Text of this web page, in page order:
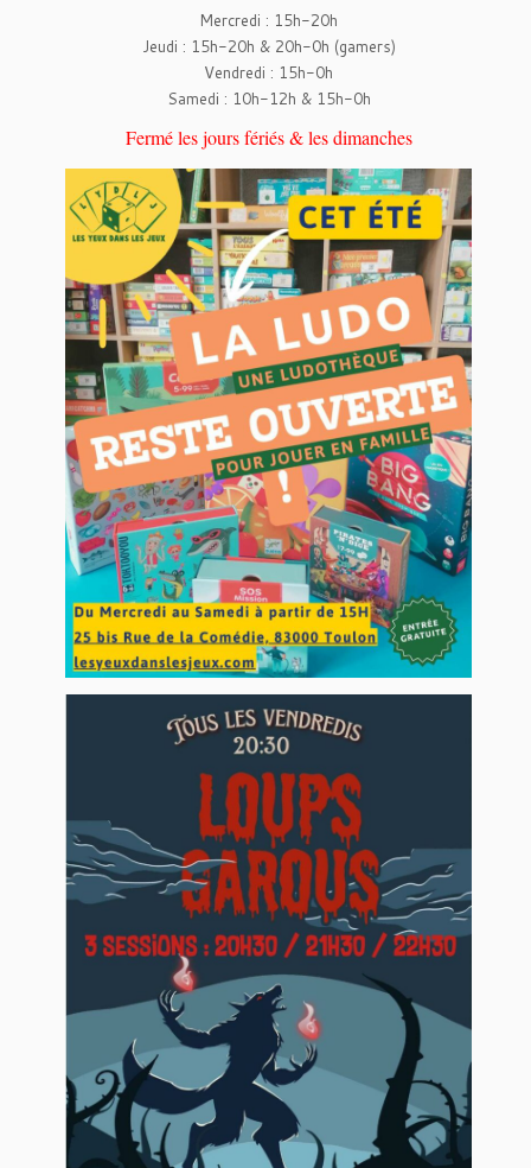
Mercredi : 15h-20h
Jeudi : 15h-20h & 20h-0h (gamers)
Vendredi : 15h-0h
Samedi : 10h-12h & 15h-0h
Fermé les jours fériés & les dimanches